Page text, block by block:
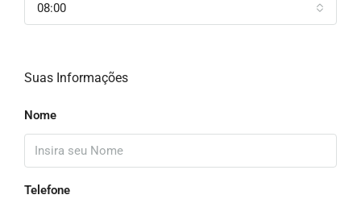
08:00
Suas Informações
Nome
Telefone